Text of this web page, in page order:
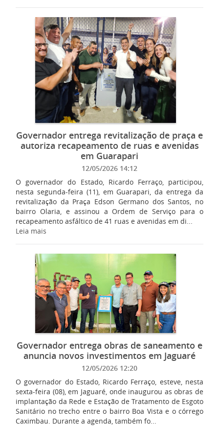
Governador entrega revitalização de praça e
autoriza recapeamento de ruas e avenidas
em Guarapari
12/05/2026 14:12
O governador do Estado, Ricardo Ferraço, participou,
nesta segunda-feira (11), em Guarapari, da entrega da
revitalização da Praça Edson Germano dos Santos, no
bairro Olaria, e assinou a Ordem de Serviço para o
recapeamento asfáltico de 41 ruas e avenidas em di...
Leia mais
Governador entrega obras de saneamento e
anuncia novos investimentos em Jaguaré
12/05/2026 12:20
O governador do Estado, Ricardo Ferraço, esteve, nesta
sexta-feira (08), em Jaguaré, onde inaugurou as obras de
implantação da Rede e Estação de Tratamento de Esgoto
Sanitário no trecho entre o bairro Boa Vista e o córrego
Caximbau. Durante a agenda, também fo...